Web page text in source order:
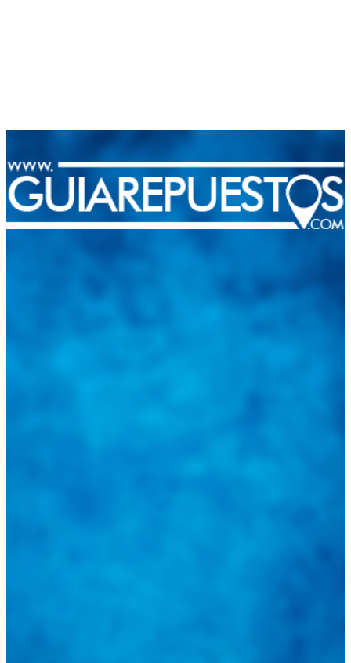
locales, nacionales e internacionales.